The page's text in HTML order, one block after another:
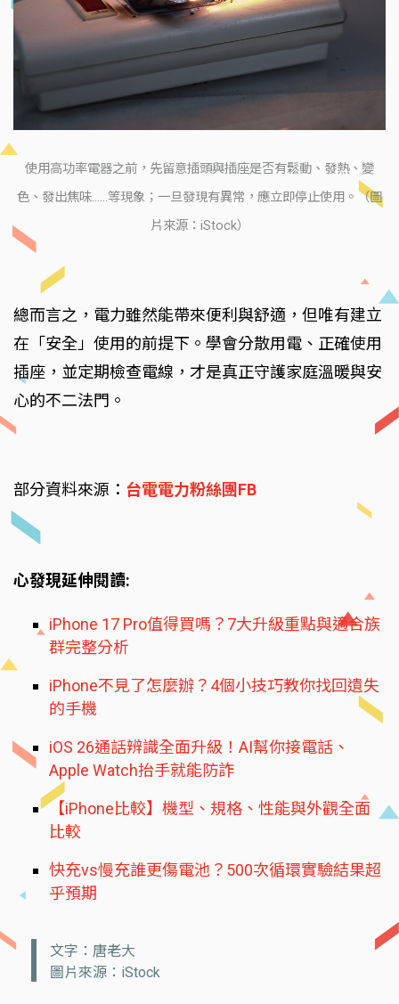
使用高功率電器之前，先留意插頭與插座是否有鬆動、發熱、變
色、發出焦味......等現象；一旦發現有異常，應立即停止使用。（圖
片來源：iStock）
總而言之，電力雖然能帶來便利與舒適，但唯有建立
在「安全」使用的前提下。學會分散用電、正確使用
插座，並定期檢查電線，才是真正守護家庭溫暖與安
心的不二法門。
部分資料來源： 台電電力粉絲團FB
心發現延伸閱讀:
iPhone 17 Pro值得買嗎？7大升級重點與適合族
群完整分析
iPhone不見了怎麼辦？4個小技巧教你找回遺失
的手機
iOS 26通話辨識全面升級！AI幫你接電話、
Apple Watch抬手就能防詐
【iPhone比較】機型、規格、性能與外觀全面
比較
快充vs慢充誰更傷電池？500次循環實驗結果超
乎預期
文字：唐老大
圖片來源：iStock